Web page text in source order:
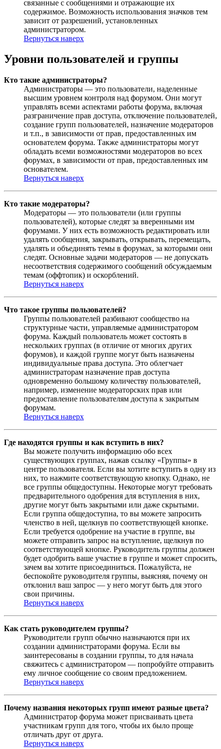
связанные с сообщениями и отражающие их
содержимое. Возможность использования значков тем
зависит от разрешений, установленных
администратором.
Вернуться наверх
Уровни пользователей и группы
Кто такие администраторы?
Администраторы — это пользователи, наделенные
высшим уровнем контроля над форумом. Они могут
управлять всеми аспектами работы форума, включая
разграничение прав доступа, отключение пользователей,
создание групп пользователей, назначение модераторов
и т.п., в зависимости от прав, предоставленных им
основателем форума. Также администраторы могут
обладать всеми возможностями модераторов во всех
форумах, в зависимости от прав, предоставленных им
основателем.
Вернуться наверх
Кто такие модераторы?
Модераторы — это пользователи (или группы
пользователей), которые следят за вверенными им
форумами. У них есть возможность редактировать или
удалять сообщения, закрывать, открывать, перемещать,
удалять и объединять темы в форумах, за которыми они
следят. Основные задачи модераторов — не допускать
несоответствия содержимого сообщений обсуждаемым
темам (оффтопик) и оскорблений.
Вернуться наверх
Что такое группы пользователей?
Группы пользователей разбивают сообщество на
структурные части, управляемые администратором
форума. Каждый пользователь может состоять в
нескольких группах (в отличие от многих других
форумов), и каждой группе могут быть назначены
индивидуальные права доступа. Это облегчает
администраторам назначение прав доступа
одновременно большому количеству пользователей,
например, изменение модераторских прав или
предоставление пользователям доступа к закрытым
форумам.
Вернуться наверх
Где находятся группы и как вступить в них?
Вы можете получить информацию обо всех
существующих группах, нажав ссылку «Группы» в
центре пользователя. Если вы хотите вступить в одну из
них, то нажмите соответствующую кнопку. Однако, не
все группы общедоступны. Некоторые могут требовать
предварительного одобрения для вступления в них,
другие могут быть закрытыми или даже скрытыми.
Если группа общедоступна, то вы можете запросить
членство в ней, щелкнув по соответствующей кнопке.
Если требуется одобрение на участие в группе, вы
можете отправить запрос на вступление, щелкнув по
соответствующей кнопке. Руководитель группы должен
будет одобрить ваше участие в группе и может спросить,
зачем вы хотите присоединиться. Пожалуйста, не
беспокойте руководителя группы, выясняя, почему он
отклонил ваш запрос — у него могут быть для этого
свои причины.
Вернуться наверх
Как стать руководителем группы?
Руководители групп обычно назначаются при их
создании администраторами форума. Если вы
заинтересованы в создании группы, то для начала
свяжитесь с администратором — попробуйте отправить
ему личное сообщение со своим предложением.
Вернуться наверх
Почему названия некоторых групп имеют разные цвета?
Администратор форума может присваивать цвета
участникам групп для того, чтобы их было проще
отличать друг от друга.
Вернуться наверх